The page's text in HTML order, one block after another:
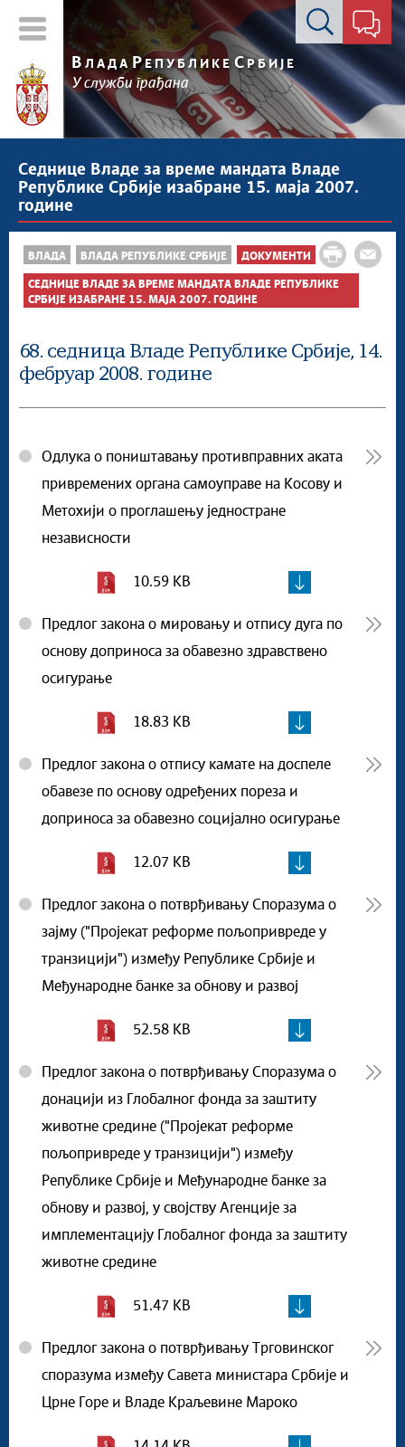
Контакт форма
В ЛАДА РЕПУБЛИКЕ СРБИЈЕ
У служби грађана
Седнице Владе за време мандата Владе
Републике Србије изабране 15. маја 2007.
године
ВЛАДА ВЛАДА РЕПУБЛИКЕ СРБИЈЕ ДОКУМЕНТИ
СЕДНИЦЕ ВЛАДЕ ЗА ВРЕМЕ МАНДАТА ВЛАДЕ РЕПУБЛИКЕ
СРБИЈЕ ИЗАБРАНЕ 15. МАЈА 2007. ГОДИНЕ
68. седница Владе Републике Србије, 14.
фебруар 2008. године
Oдлукa о поништавању противправних аката
привремених органа самоуправе на Косову и
Метохији о проглашењу једностране
независности
10.59 KB
Предлог закона о мировању и отпису дуга по
основу доприноса за обавезно здравствено
осигурање
18.83 KB
Предлог закона о отпису камате на доспеле
обавезе по основу одређених пореза и
доприноса за обавезно социјално осигурање
12.07 KB
Предлог закона о потврђивању Споразума о
зајму ("Пројекат реформе пољопривреде у
транзицији") између Републике Србије и
Међународне банке за обнову и развој
52.58 KB
Предлог закона о потврђивању Споразума о
донацији из Глобалног фонда за заштиту
животне средине ("Пројекат реформе
пољопривреде у транзицији") између
Републике Србије и Међународне банке за
обнову и развој, у својству Агенције за
имплементацију Глобалног фонда за заштиту
животне средине
51.47 KB
Предлог закона о потврђивању Трговинског
споразума између Савета министара Србије и
Црне Горе и Владе Краљевине Мароко